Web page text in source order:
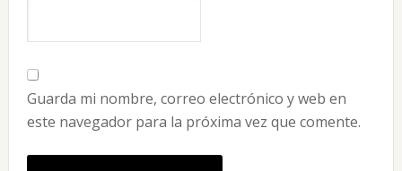
Guarda mi nombre, correo electrónico y web en
este navegador para la próxima vez que comente.